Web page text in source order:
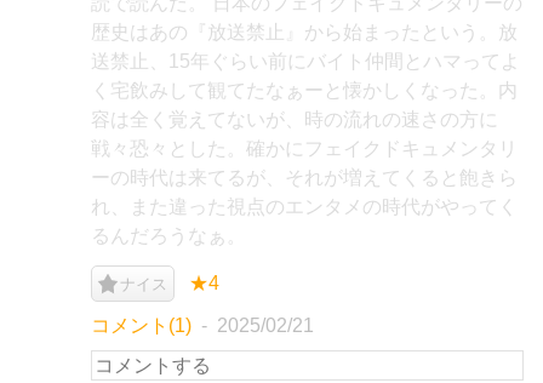
歴史はあの『放送禁止』から始まったという。放
送禁止、15年ぐらい前にバイト仲間とハマってよ
く宅飲みして観てたなぁーと懐かしくなった。内
容は全く覚えてないが、時の流れの速さの方に
戦々恐々とした。確かにフェイクドキュメンタリ
ーの時代は来てるが、それが増えてくると飽きら
れ、また違った視点のエンタメの時代がやってく
るんだろうなぁ。
ナイス ★4
コメント(1) 2025/02/21